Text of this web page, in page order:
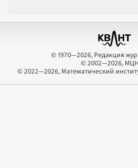
© 1970—2026, Редакция
© 2002—2026,
© 2022—2026, Математический
© 1970—2026, Редакция
© 2002—2026,
© 2022—2026, Математический